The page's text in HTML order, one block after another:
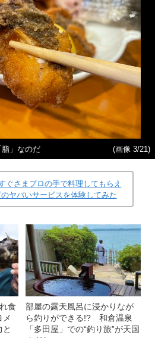
」なのだ (画像 3/21)
ぐさまプロの手で料理してもらえ
ヤバいサービスを体験してみた
食
部屋の露天風呂に浸かりなが
ら釣りができる!? 和倉温泉
「多田屋」での“釣り旅”が天国